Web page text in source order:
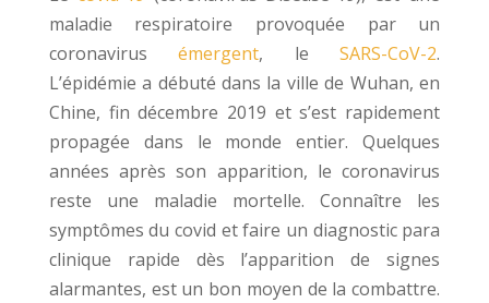
maladie respiratoire provoquée par un
coronavirusémergent, leSARS-CoV-2.
L’épidémie a débuté dans la ville de Wuhan, en
Chine, fin décembre 2019 et s’est rapidement
propagée dans le monde entier. Quelques
années après son apparition, le coronavirus
reste une maladie mortelle. Connaître les
symptômes du covid et faire un diagnostic para
clinique rapide dès l’apparition de signes
alarmantes, est un bon moyen de la combattre.